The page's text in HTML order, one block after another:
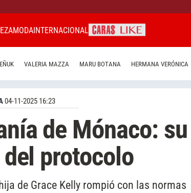
MODAINTERNACIONAL
VALERIA MAZZA MARU BOTANA HERMANA VERÓNICA
04-11-2025 16:23
de Mónaco: su
protocolo
de Grace Kelly rompió con las normas